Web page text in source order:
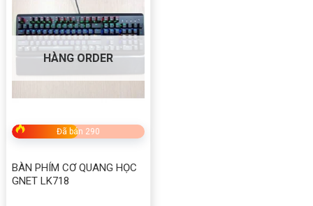
HÀNG ORDER
Đã bán 290
BÀN PHÍM CƠ QUANG HỌC
GNET LK718